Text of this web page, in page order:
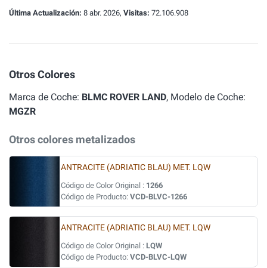
Última Actualización: 8 abr. 2026, Visitas: 72.106.908
Otros Colores
Marca de Coche: BLMC ROVER LAND, Modelo de Coche:
MGZR
Otros colores metalizados
ANTRACITE (ADRIATIC BLAU) MET. LQW
Código de Color Original : 1266
Código de Producto: VCD-BLVC-1266
ANTRACITE (ADRIATIC BLAU) MET. LQW
Código de Color Original : LQW
Código de Producto: VCD-BLVC-LQW